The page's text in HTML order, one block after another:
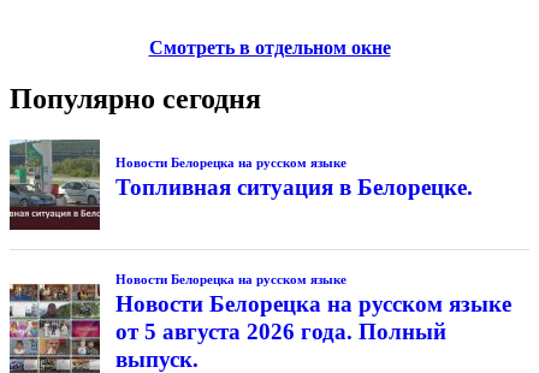
Смотреть в отдельном окне
Популярно сегодня
Новости Белорецка на русском языке
Топливная ситуация в Белорецке.
Новости Белорецка на русском языке
Новости Белорецка на русском языке
от 5 августа 2026 года. Полный
выпуск.